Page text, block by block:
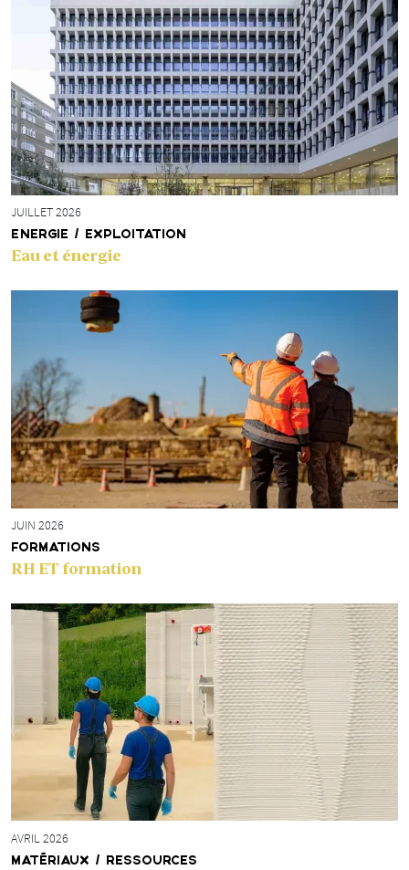
JUILLET 2026
ENERGIE / EXPLOITATION
Eau et énergie
JUIN 2026
FORMATIONS
RH ET formation
AVRIL 2026
MATÉRIAUX / RESSOURCES